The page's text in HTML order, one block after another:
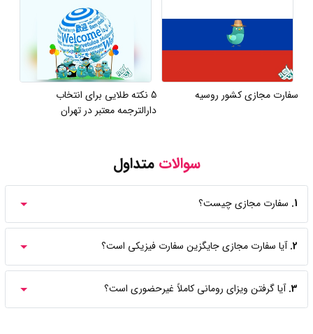
سفارت مجازی کشور روسیه
5 نکته طلایی برای انتخاب
دارالترجمه معتبر در تهران
سوالاتمتداول
1. سفارت مجازی چیست؟
2. آیا سفارت مجازی جایگزین سفارت فیزیکی است؟
3. آیا گرفتن ویزای رومانی کاملاً غیرحضوری است؟